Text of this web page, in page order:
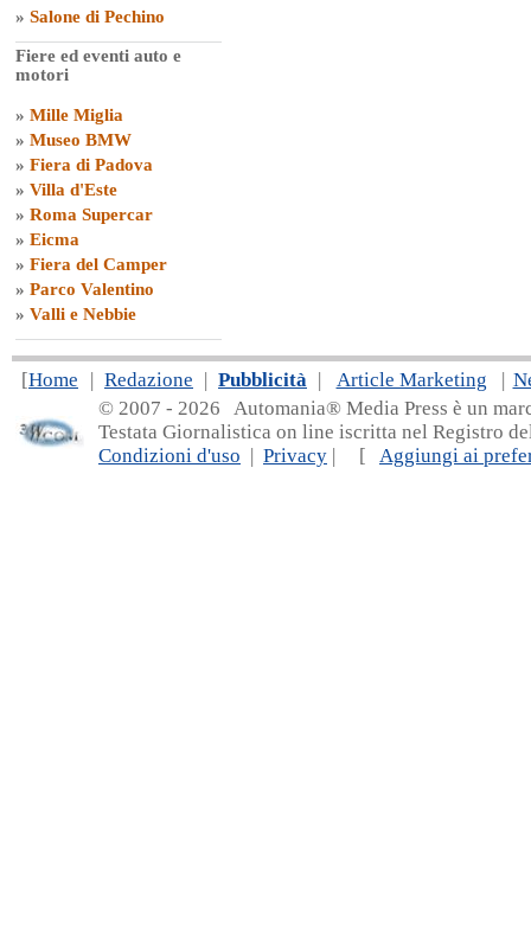
» Salone di Pechino
Fiere ed eventi auto e
motori
» Mille Miglia
» Museo BMW
» Fiera di Padova
» Villa d'Este
» Roma Supercar
» Eicma
» Fiera del Camper
» Parco Valentino
» Valli e Nebbie
[Home | Redazione | Pubblicità | Article Marketing |
© 2007 - 2026 Automania® Media Press è un
Testata Giornalistica on line iscritta nel Registro
Condizioni d'uso | Privacy | [ Aggiungi ai